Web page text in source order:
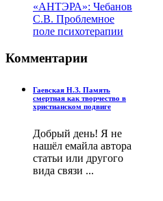
«АНТЭРА»: Чебанов
С.В. Проблемное
поле психотерапии
Комментарии
Гаевская Н.З. Память
смертная как творчество в
христианском подвиге
Добрый день! Я не
нашёл емайла автора
статьи или другого
вида связи ...